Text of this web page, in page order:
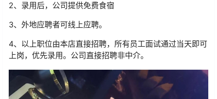
2、录用后，公司提供免费食宿
3、外地应聘者可线上应聘。
4、以上职位由本店直接招聘，所有员工面试通过当天即可
上岗，优先录用。公司直接招聘非中介。